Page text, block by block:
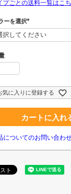
プごとの送料一覧はこ
ーを選択
(
必
須
気に入りに登録する
カートに入れ
についてのお問い合わ